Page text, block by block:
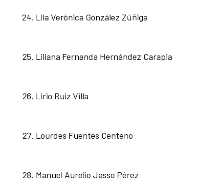
Lila Verónica González Zúñiga
Liliana Fernanda Hernández Carapia
Lirio Ruiz Villa
Lourdes Fuentes Centeno
Manuel Aurelio Jasso Pérez